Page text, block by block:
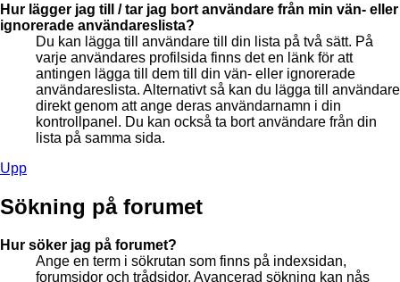
Hur lägger jag till / tar jag bort användare från min vän- eller
ignorerade användareslista?
Du kan lägga till användare till din lista på två sätt. På
varje användares profilsida finns det en länk för att
antingen lägga till dem till din vän- eller ignorerade
användareslista. Alternativt så kan du lägga till användare
direkt genom att ange deras användarnamn i din
kontrollpanel. Du kan också ta bort användare från din
lista på samma sida.
Upp
Sökning på forumet
Hur söker jag på forumet?
Ange en term i sökrutan som finns på indexsidan,
forumsidor och trådsidor. Avancerad sökning kan nås